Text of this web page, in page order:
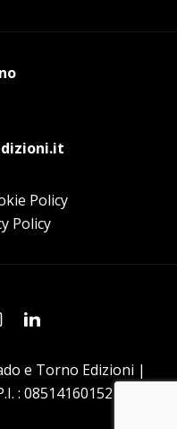
Policy
Policy
Linkedin
e Torno Edizioni |
: 08514160152